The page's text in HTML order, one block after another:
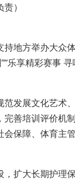
）
持地方举办大
乐享精彩赛事
范发展文化艺
善培训评价机
保障、体育主
，扩大长期护